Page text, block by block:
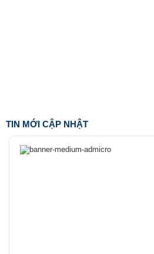
TIN MỚI CẬP NHẬT